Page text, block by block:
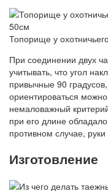
Топорище у
При соединении двух
учитывать, что угол
привычные 90
ориентироваться
немаловажный
при его длине
противном случае,
Изготовление